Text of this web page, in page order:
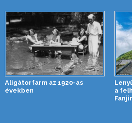
Aligátorfarm az 1920-as
években
a